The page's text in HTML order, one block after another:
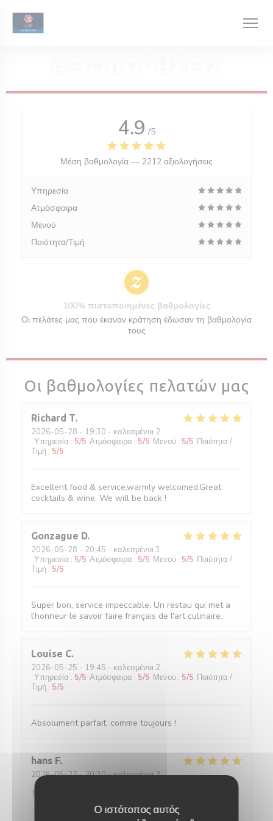
Ο ιστότοπος αυτός
Οι βαθμολογίες πελατών μας
Richard T
2026-05-28 - 19:30 - καλεσμένοι 2
Υπηρεσία : 5/5 Ατμόσφαιρα : 5/5 Μενού : 5/5 Ποιότητα /
Τιμή : 5/5
Excellent food & service,warmly welcomed.Great
cocktails & wine. We will be back !
Gonzague D
2026-05-28 - 20:45 - καλεσμένοι 3
Υπηρεσία : 5/5 Ατμόσφαιρα : 5/5 Μενού : 5/5 Ποιότητα /
Τιμή : 5/5
Super bon, service impeccable. Un restau qui met a
l'honneur le savoir faire français de l'art culinaire.
Louise C
2026-05-25 - 19:45 - καλεσμένοι 2
Υπηρεσία : 5/5 Ατμόσφαιρα : 5/5 Μενού : 5/5 Ποιότητα /
Τιμή : 5/5
Absolument parfait, comme toujours !
hans F
2026-05-27- 20:30 - καλεσμένοι 2
Υπηρεσία
Τιμή
4.9 /5
Μέση βαθμολογία — 2212 αξιολογήσεις
Υπηρεσία
Ατμόσφαιρα
Μενού
Ποιότητα/Τιμή
100% πιστοποιημένες βαθμολογίες
Οι πελάτες μας που έκαναν κράτηση έδωσαν τη βαθμολογία
τους